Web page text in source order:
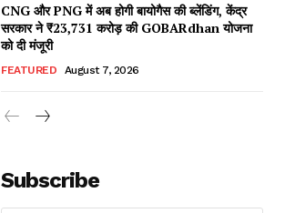
CNG और PNG में अब होगी बायोगैस की ब्लेंडिंग, केंद्र
सरकार ने ₹23,731 करोड़ की GOBARdhan योजना
को दी मंजूरी
FEATURED August 7, 2026
Subscribe